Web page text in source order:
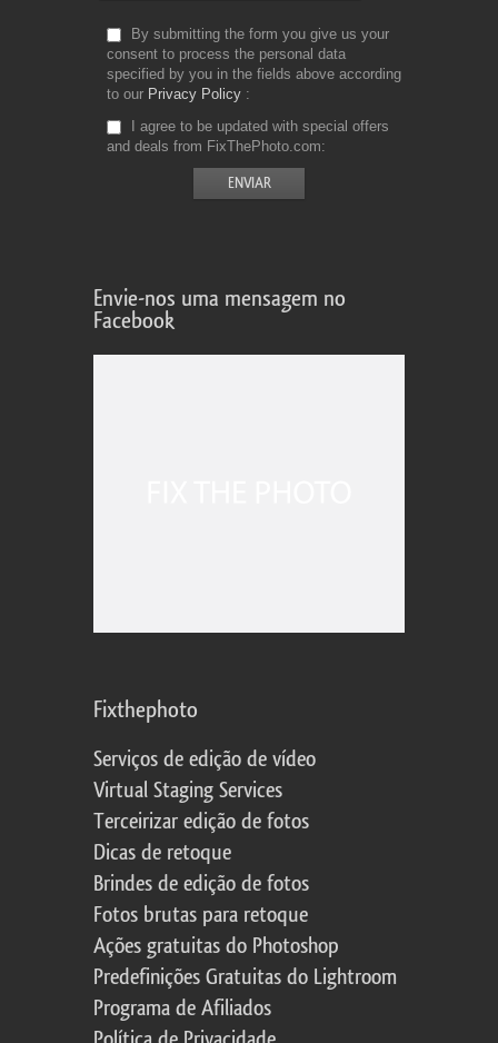
By submitting the form you give us your
consent to process the personal data
specified by you in the fields above according
to our Privacy Policy
I agree to be updated with special offers
and deals from FixThePhoto.com
Envie-nos uma mensagem no
Facebook
Fixthephoto
Serviços de edição de vídeo
Virtual Staging Services
Terceirizar edição de fotos
Dicas de retoque
Brindes de edição de fotos
Fotos brutas para retoque
Ações gratuitas do Photoshop
Predefinições Gratuitas do Lightroom
Programa de Afiliados